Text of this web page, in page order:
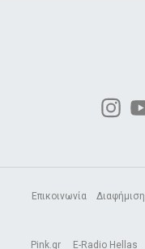
Επικοινωνία Διαφήμιση
Pink.gr E-Radio Hellas